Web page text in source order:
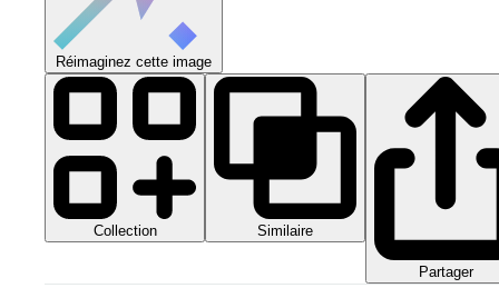
Réimaginez cette image
Collection Similaire
Partager